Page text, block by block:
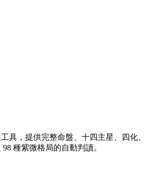
具，提供完整命盤、十四主星、四化、
種紫微格局的自動判讀。